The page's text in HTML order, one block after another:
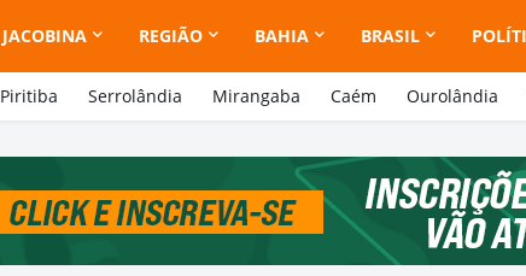
JACOBINA REGIÃO BAHIA BRASIL
Piritiba Serrolândia Mirangaba Caém Ourolândia